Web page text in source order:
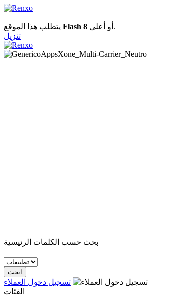
Flash 8
أو أعلى.
تنزيل
بحث حسب الكلمات الرئيسية
تسجيل دخول العملاء
الفئات